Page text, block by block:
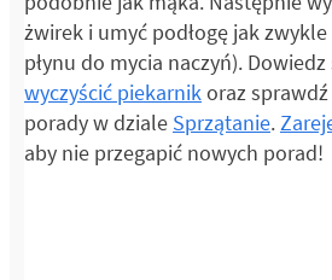
żwirek i umyć podłogę jak
płynu do mycia naczyń).
wyczyścić piekarnikoraz
porady w dziale Sprzątanie.
aby nie przegapić nowych porad!